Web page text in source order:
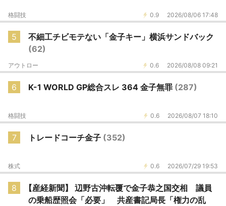
0.9 2026/08/06 17:48
格闘技
5
不細工チビモテない「金子キー」横浜サンドバック
(62)
0.6 2026/08/08 09:21
アウトロー
6 K-1 WORLD GP総合スレ 364 金子無罪 (287)
0.6 2026/08/07 18:10
格闘技
7 トレードコーチ金子 (352)
0.6 2026/07/29 19:53
株式
8
【産経新聞】 辺野古沖転覆で金子恭之国交相 議員
の乗船歴照会「必要」 共産書記局長「権力の乱